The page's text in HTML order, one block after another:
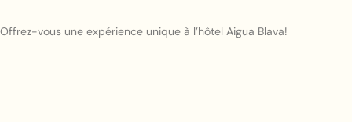
Offrez-vous une expérience unique à l’hôtel Aigua Blava!